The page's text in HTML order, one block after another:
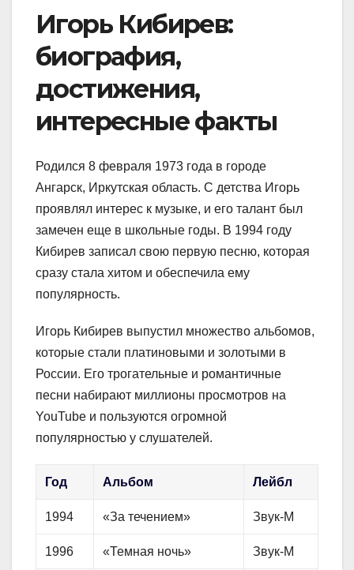
Игорь Кибирев:
биография,
достижения,
интересные факты
Родился 8 февраля 1973 года в городе
Ангарск, Иркутская область. С детства Игорь
проявлял интерес к музыке, и его талант был
замечен еще в школьные годы. В 1994 году
Кибирев записал свою первую песню, которая
сразу стала хитом и обеспечила ему
популярность.
Игорь Кибирев выпустил множество альбомов,
которые стали платиновыми и золотыми в
России. Его трогательные и романтичные
песни набирают миллионы просмотров на
YouTube и пользуются огромной
популярностью у слушателей.
Год Альбом Лейбл
1994 «За течением» Звук-М
1996 «Темная ночь» Звук-М